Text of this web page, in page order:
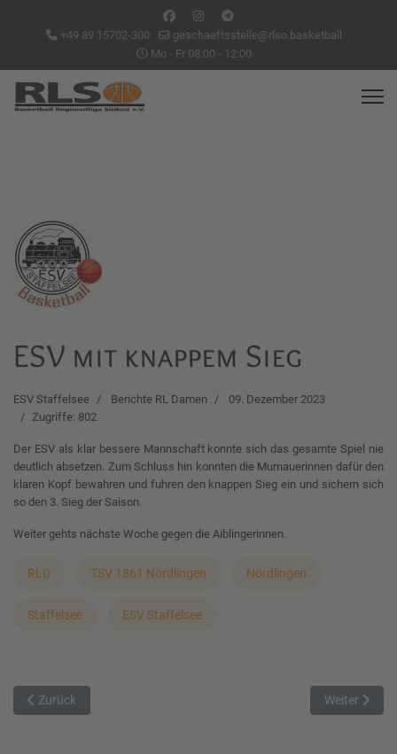
+49 89 15702-300
geschaeftsstelle@rlso.basketball
Mo - Fr 08:00 - 12:00
ESV mit knappem Sieg
ESV Staffelsee Berichte RL Damen
09. Dezember 2023
Zugriffe: 802
Der ESV als klar bessere Mannschaft konnte sich das gesamte Spiel nie
deutlich absetzen. Zum Schluss hin konnten die Murnauerinnen dafür den
klaren Kopf bewahren und fuhren den knappen Sieg ein und sichern sich
so den 3. Sieg der Saison.
Weiter gehts nächste Woche gegen die Aiblingerinnen.
RLD TSV 1861 Nördlingen Nördlingen
Staffelsee ESV Staffelsee
Vorheriger Beitrag: Nördlingen verliert knapp
Zurück Nächster
Weiter